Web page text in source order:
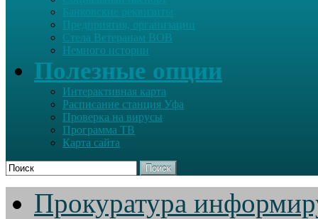
Банковские реквизиты
Предприятия, организации
Стела Ветеранам ВОВ
Немного истории
Полезные опции
Интерактивная карта
Расписание станция Уфа
Проверка на вирусы
Программа ТВ
Карта сайта
Поиск
Прокуратура